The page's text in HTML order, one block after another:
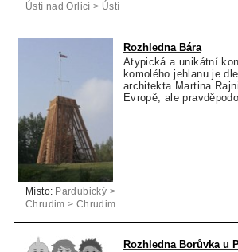
Ústí nad Orlicí > Ústí
Rozhledna Bára
Atypická a unikátní
komolého jehlanu je
architekta Martina
Evropě, ale
Místo: Pardubický >
Chrudim > Chrudim
Rozhledna Borůvka u